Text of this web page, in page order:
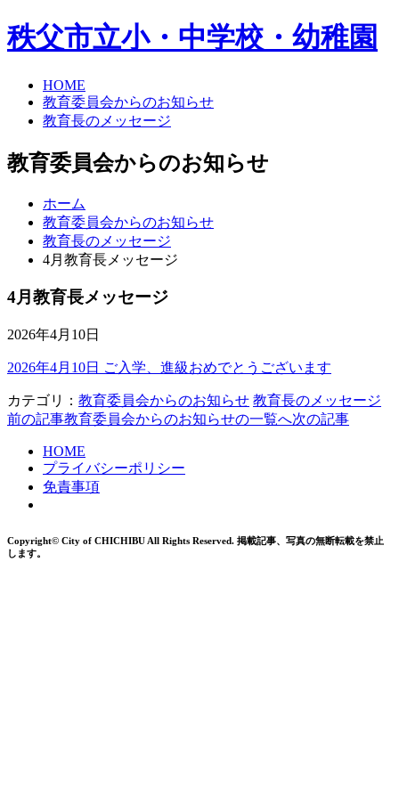
秩父市立小・中学校・幼稚園
HOME
教育委員会からのお知らせ
教育長のメッセージ
教育委員会からのお知らせ
ホーム
教育委員会からのお知らせ
教育長のメッセージ
4月教育長メッセージ
4月教育長メッセージ
2026年4月10日
2026年4月10日 ご入学、進級おめでとうございます
カテゴリ： 教育委員会からのお知らせ 教育長のメッセージ
前の記事教育委員会からのお知らせの一覧へ次の記事
HOME
プライバシーポリシー
免責事項
Copyright© City of CHICHIBU All Rights Reserved. 掲載記事、写真の無断転載を禁止
します。